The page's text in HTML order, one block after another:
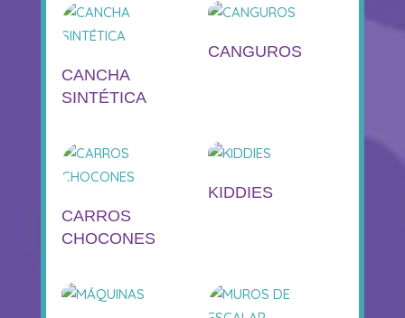
CANCHA
SINTÉTICA
CANGUROS
CARROS
CHOCONES
KIDDIES